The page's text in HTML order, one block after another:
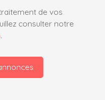
de vos
consulter notre
.